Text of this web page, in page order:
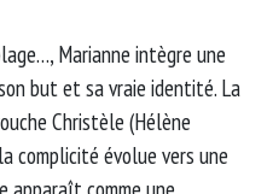
Marianne intègre une
but et sa vraie identité. La
Christèle (Hélène
complicité évolue vers une